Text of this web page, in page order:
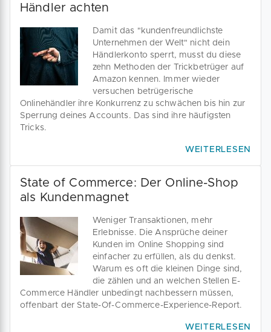
Händler achten
Damit das "kundenfreundlichste
Unternehmen der Welt" nicht dein
Händlerkonto sperrt, musst du diese
zehn Methoden der Trickbetrüger auf
Amazon kennen. Immer wieder
versuchen betrügerische
Onlinehändler ihre Konkurrenz zu schwächen bis hin zur
Sperrung deines Accounts. Das sind ihre häufigsten
Tricks.
WEITERLESEN
State of Commerce: Der Online-Shop
als Kundenmagnet
Weniger Transaktionen, mehr
Erlebnisse. Die Ansprüche deiner
Kunden im Online Shopping sind
einfacher zu erfüllen, als du denkst.
Warum es oft die kleinen Dinge sind,
die zählen und an welchen Stellen E-
Commerce Händler unbedingt nachbessern müssen,
offenbart der State-Of-Commerce-Experience-Report.
WEITERLESEN